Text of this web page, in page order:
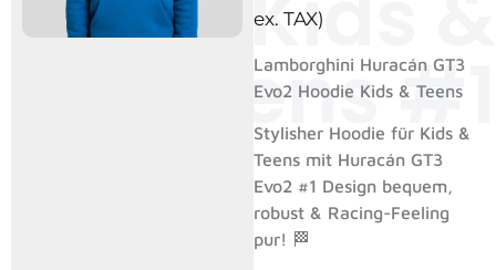
Teens #1
ex. TAX)
Lamborghini Huracán GT3
Evo2 Hoodie Kids & Teens
Stylisher Hoodie für Kids &
Teens mit Huracán GT3
Evo2 #1 Design bequem,
robust & Racing-Feeling
pur! 🏁